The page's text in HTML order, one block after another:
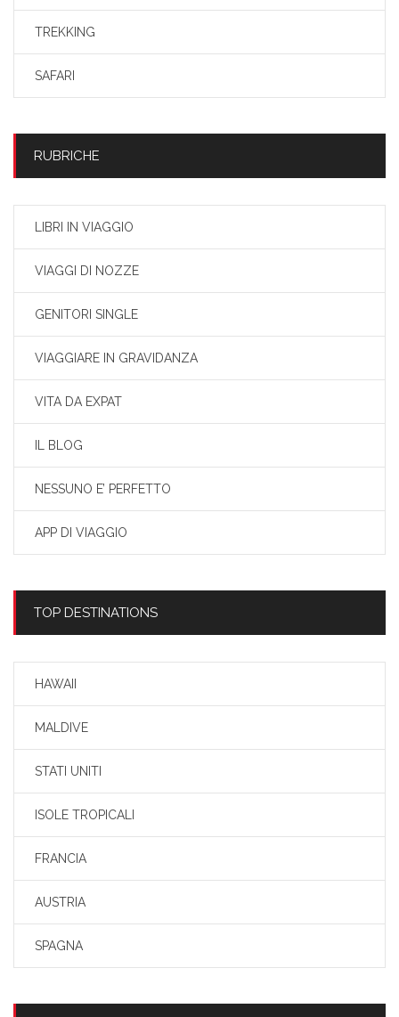
TREKKING
SAFARI
RUBRICHE
LIBRI IN VIAGGIO
VIAGGI DI NOZZE
GENITORI SINGLE
VIAGGIARE IN GRAVIDANZA
VITA DA EXPAT
IL BLOG
NESSUNO E’ PERFETTO
APP DI VIAGGIO
TOP DESTINATIONS
HAWAII
MALDIVE
STATI UNITI
ISOLE TROPICALI
FRANCIA
AUSTRIA
SPAGNA